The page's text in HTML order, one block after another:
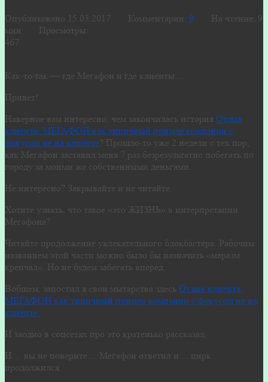
Опубликовано 15.03.2017 · Комментарии: 9 · На чтение: 9
мин · Просмотры:
467
Как-то так — где Мегафон и где клиенты…
Привет!
Наверное вам интересно, чем закончилась история Отзыв
клиента. МЕГАФОН как типичный пример компании с
фокусом не на клиенте ? Прошло-то уже 2 недели с тех пор,
как Мегафон заставил меня 7 раз безрезультатно побегать по
городу за моими же собственными деньгами.
Не интересно? Закрывайте и не читайте.
Хотите узнать, что такое «это ЖИЗНЬ» в интерпретации
Мегафона?
Читайте продолжение увлекательного блокбастера. Рабочим
названием этой части можно было бы назначить «маразм
крепчал». Но не будем забегать вперед.
Вобщем, запостил я свои мытарства здесь Отзыв клиента.
МЕГАФОН как типичный пример компании с фокусом не на
клиенте.
И заодно в соцсетях про это кратенько рассказал.
И… вы не поверите… Мегафон ответил и… цирк
продолжился.